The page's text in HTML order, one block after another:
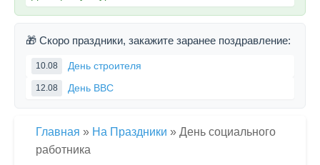
🎁 Скоро праздники, закажите заранее поздравление:
10.08 День строителя
12.08 День ВВС
Главная » На Праздники » День социального
работника